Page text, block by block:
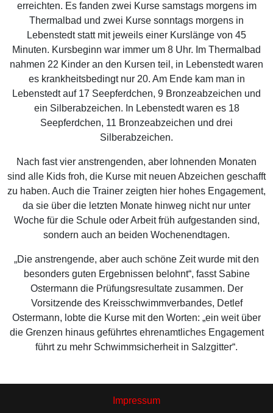
erreichten. Es fanden zwei Kurse samstags morgens im
Thermalbad und zwei Kurse sonntags morgens in
Lebenstedt statt mit jeweils einer Kurslänge von 45
Minuten. Kursbeginn war immer um 8 Uhr. Im Thermalbad
nahmen 22 Kinder an den Kursen teil, in Lebenstedt waren
es krankheitsbedingt nur 20. Am Ende kam man in
Lebenstedt auf 17 Seepferdchen, 9 Bronzeabzeichen und
ein Silberabzeichen. In Lebenstedt waren es 18
Seepferdchen, 11 Bronzeabzeichen und drei
Silberabzeichen.
Nach fast vier anstrengenden, aber lohnenden Monaten
sind alle Kids froh, die Kurse mit neuen Abzeichen geschafft
zu haben. Auch die Trainer zeigten hier hohes Engagement,
da sie über die letzten Monate hinweg nicht nur unter
Woche für die Schule oder Arbeit früh aufgestanden sind,
sondern auch an beiden Wochenendtagen.
„Die anstrengende, aber auch schöne Zeit wurde mit den
besonders guten Ergebnissen belohnt“, fasst Sabine
Ostermann die Prüfungsresultate zusammen. Der
Vorsitzende des Kreisschwimmverbandes, Detlef
Ostermann, lobte die Kurse mit den Worten: „ein weit über
die Grenzen hinaus geführtes ehrenamtliches Engagement
führt zu mehr Schwimmsicherheit in Salzgitter“.
Impressum